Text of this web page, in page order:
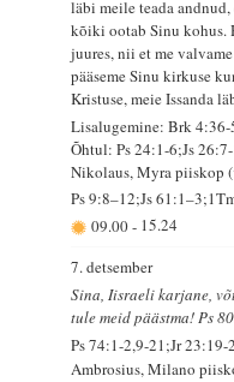
läbi meile teada
kõiki ootab Sinu kohus.
juures, nii et me
pääseme Sinu kirkuse
Kristuse, meie Issanda
Lisalugemine: Brk 4:36-
Õhtul: Ps 24:1-6;Js
Nikolaus, Myra piiskop
Ps 9:8–12;Js
09.00- 15.24
7. detsember
Sina, Iisraeli karjane,
tule meid päästma! Ps
Ps 74:1-2,9-21;Jr 23:19-
Ambrosius, Milano